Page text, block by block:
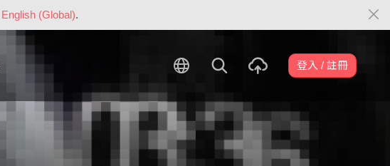
English (Global).
登入 / 註冊